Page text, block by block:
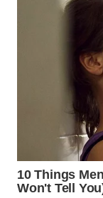
INFRASTRUKTUR
WAHANA
KONSUMEN
WAHANA